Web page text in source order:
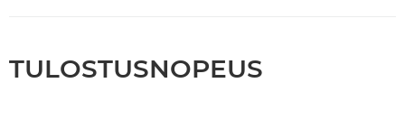
TULOSTUSNOPEUS